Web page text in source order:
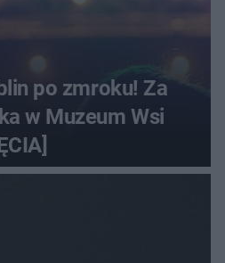
po zmroku! Za
w Muzeum Wsi